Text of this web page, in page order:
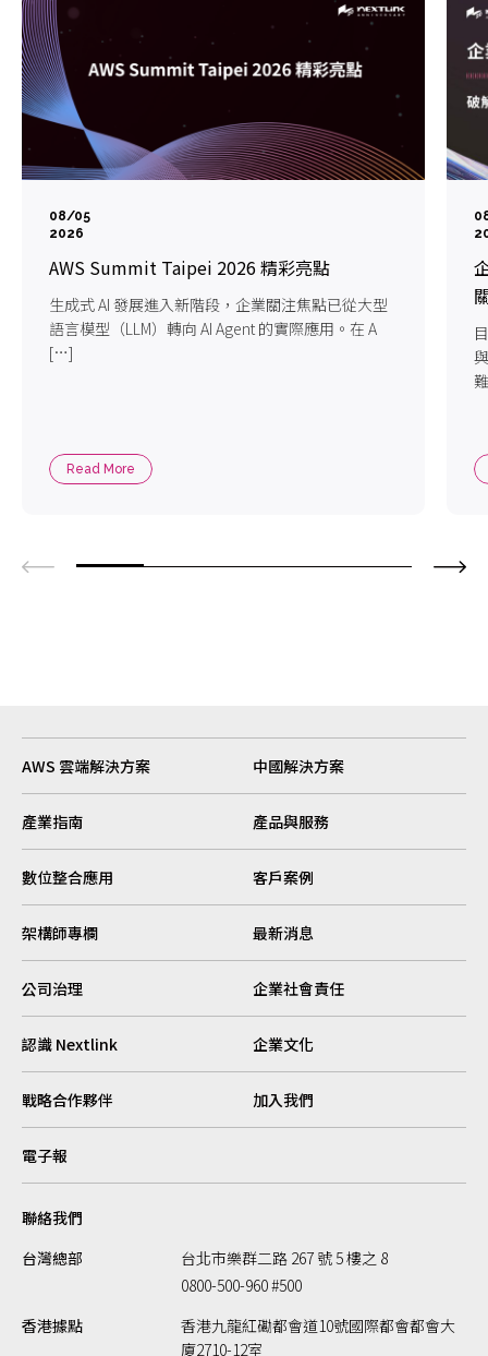
08/05
2026
AWS Summit Taipei 2026 精彩亮點
生成式 AI 發展進入新階段，企業關注焦點已從大型
語言模型（LLM）轉向 AI Agent 的實際應用。在 A
[…]
Read More
AWS 雲端解決方案 中國解決方案
產業指南 產品與服務
數位整合應用 客戶案例
架構師專欄 最新消息
公司治理 企業社會責任
認識 Nextlink 企業文化
戰略合作夥伴 加入我們
電子報
聯絡我們
台灣總部
台北市樂群二路 267 號 5 樓之 8
0800-500-960 #500
香港據點
香港九龍紅磡都會道10號國際都會都會大
廈2710-12室